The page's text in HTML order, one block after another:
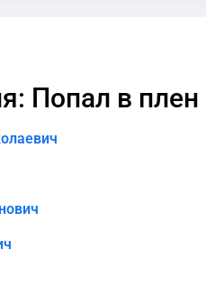
Попал в плен